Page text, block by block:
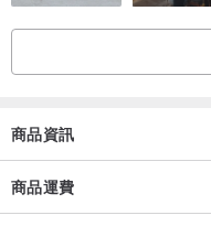
商品資訊
商品運費